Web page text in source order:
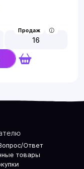
Продаж
16
Ответ
товары